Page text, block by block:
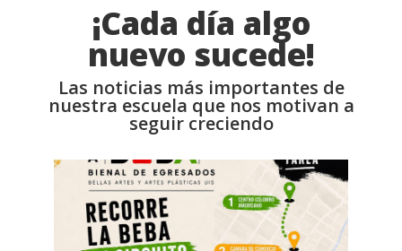
¡Cada día algo
nuevo sucede!
Las noticias más importantes de
nuestra escuela que nos motivan a
seguir creciendo